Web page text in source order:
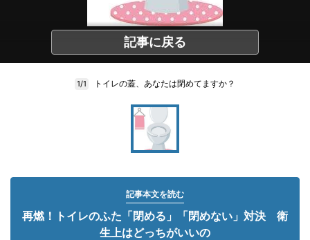
記事に戻る
1/1 トイレの蓋、あなたは閉めてますか？
記事本文を読む
再燃！トイレのふた「閉める」「閉めない」対決 衛
生上はどっちがいいの